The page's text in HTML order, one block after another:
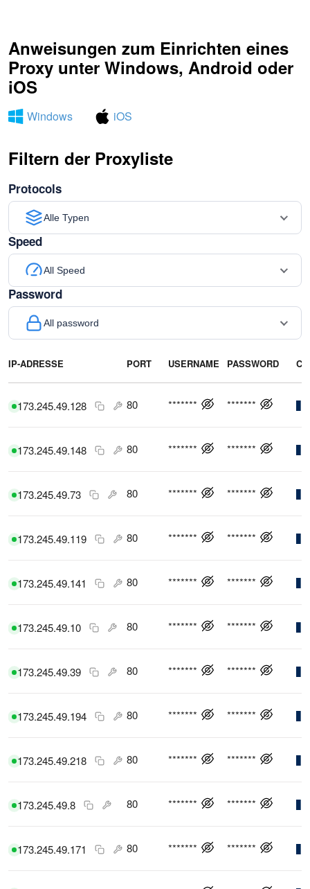
Anweisungen zum Einrichten eines
Proxy unter Windows, Android oder
iOS
Windows iOS
Filtern der Proxyliste
Protocols
Alle Typen
Speed
All Speed
Password
All password
IP-ADRESSE PORT USERNAME PASSWORD
173.245.49.128 80 ******* *******
173.245.49.148 80 ******* *******
173.245.49.73 80 ******* *******
173.245.49.119 80 ******* *******
173.245.49.141 80 ******* *******
173.245.49.10 80 ******* *******
173.245.49.39 80 ******* *******
173.245.49.194 80 ******* *******
173.245.49.218 80 ******* *******
173.245.49.8 80 ******* *******
173.245.49.171 80 ******* *******